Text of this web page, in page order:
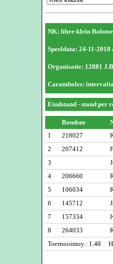
NK: libre-klein
Speeldata: 24-11-2018
Organisatie: 12881
Caramboles:
Eindstand - stand per
Bondsnr
1
218027
2
207412
3
4
206660
5
106034
6
145712
7
157334
8
264033
Toernooimoy.: 1.48